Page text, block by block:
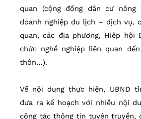
quan (cộng đồng dân cư nông
doanh nghiệp du lịch – dịch vụ,
quan, các địa phương, Hiệp hội
chức nghề nghiệp liên quan
thôn…).
Về nội dung thực hiện, UBND
đưa ra kế hoạch với nhiều nội
công tác thông tin tuyên truyền,